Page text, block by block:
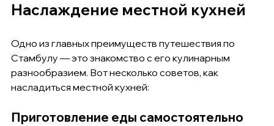
Наслаждение местной кухней
Одно из главных преимуществ путешествия по
Стамбулу — это знакомство с его кулинарным
разнообразием. Вот несколько советов, как
насладиться местной кухней:
Приготовление еды самостоятельно